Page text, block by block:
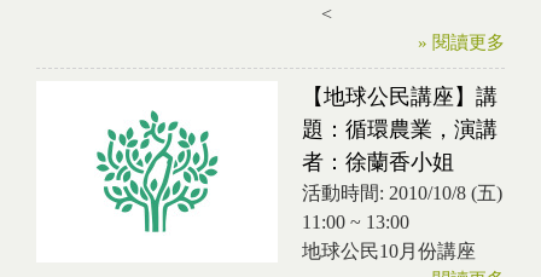
<
» 閱讀更多
【地球公民講座】講
題：循環農業，演講
者：徐蘭香小姐
活動時間: 2010/10/8 (五)
11:00 ~ 13:00
地球公民10月份講座